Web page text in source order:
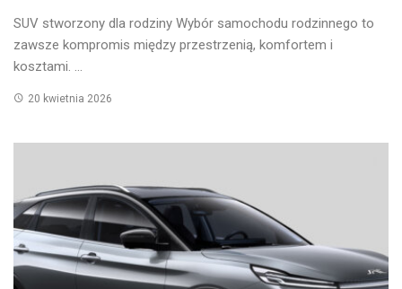
SUV stworzony dla rodziny Wybór samochodu rodzinnego to
zawsze kompromis między przestrzenią, komfortem i
kosztami. ...
20 kwietnia 2026